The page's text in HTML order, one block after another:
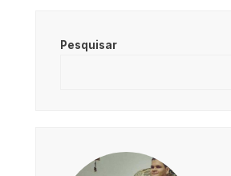
Pesquisar